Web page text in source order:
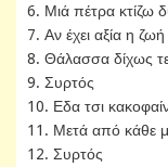
6. Μιά πέτρα κτίζω
7. Αν έχει αξία η ζωή
8. Θάλασσα δίχως
9. Συρτός
10. Εδα τσι
11. Μετά από κάθε
12. Συρτός